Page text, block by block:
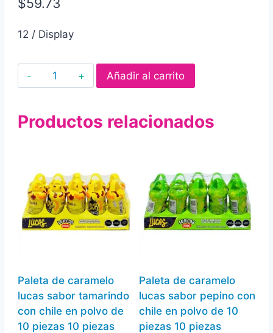
12 / Display
Polvos
acidulado
pop
sabor
a
frutas
con
pz
cantidad
Añadir al carrito
Productos relacionados
Paleta de caramelo
lucas sabor tamarindo
con chile en polvo de
10 piezas 10 piezas
Paleta de caramelo
lucas sabor pepino con
chile en polvo de 10
piezas 10 piezas